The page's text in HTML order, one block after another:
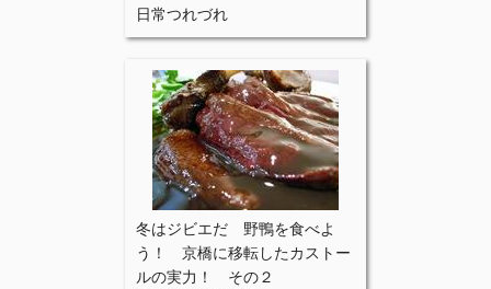
日常つれづれ
冬はジビエだ 野鴨を食べよ
う！ 京橋に移転したカストー
ルの実力！ その２